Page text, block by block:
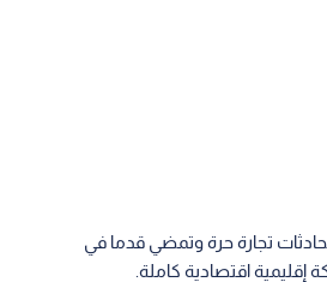
تجارة حرة وتمضي قدما في
اقتصادية كاملة.